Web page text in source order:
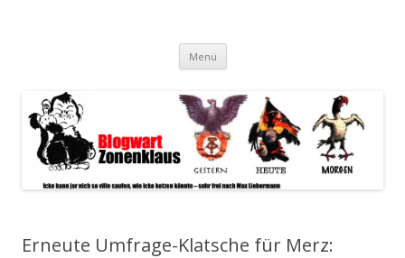
spiegeln im wesentlichen den Gesundheitszustand dieser unserer
Menü Zum
springen
Erneute Umfrage-Klatsche für Merz: